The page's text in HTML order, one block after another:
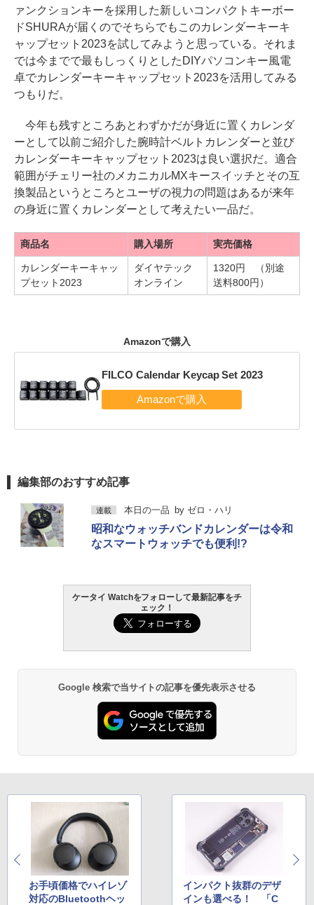
ァンクションキーを採用した新しいコンパクトキーボー
ドSHURAが届くのでそちらでもこのカレンダーキーキ
ャップセット2023を試してみようと思っている。それま
では今までで最もしっくりとしたDIYパソコンキー風電
卓でカレンダーキーキャップセット2023を活用してみる
つもりだ。
今年も残すところあとわずかだが身近に置くカレンダ
ーとして以前ご紹介した腕時計ベルトカレンダーと並び
カレンダーキーキャップセット2023は良い選択だ。適合
範囲がチェリー社のメカニカルMXキースイッチとその互
換製品というところとユーザの視力の問題はあるが来年
の身近に置くカレンダーとして考えたい一品だ。
商品名 購入場所 実売価格
カレンダーキーキャッ
プセット2023
ダイヤテック
オンライン
1320円 （別途
送料800円）
Amazonで購入
FILCO Calendar Keycap Set 2023
編集部のおすすめ記事
連載 本日の一品 by ゼロ・ハリ
昭和なウォッチバンドカレンダーは令和
なスマートウォッチでも便利!?
ケータイ Watchをフォローして最新記事をチ
ェック！
Google 検索で当サイトの記事を優先表示させる
お手頃価格でハイレゾ
対応のBluetoothヘッ
インパクト抜群のデザ
インも選べる！ 「C